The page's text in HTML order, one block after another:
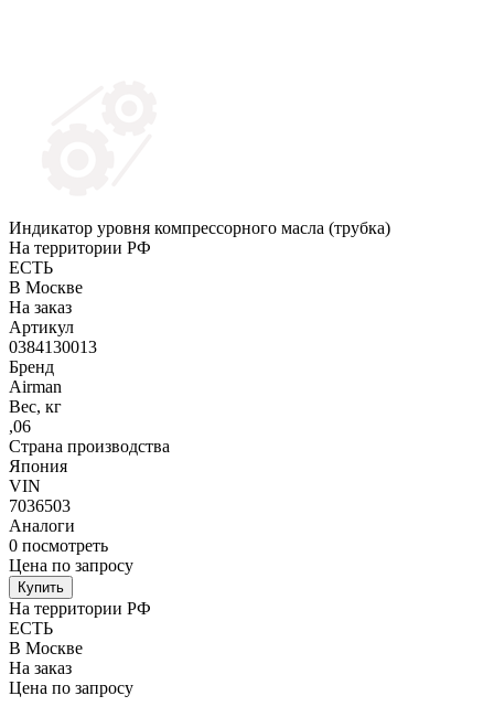
Индикатор уровня компрессорного масла (трубка)
На территории РФ
ЕСТЬ
В Москве
На заказ
Артикул
0384130013
Бренд
Airman
Вес, кг
,06
Страна производства
Япония
VIN
7036503
Аналоги
0 посмотреть
Цена по запросу
Купить
На территории РФ
ЕСТЬ
В Москве
На заказ
Цена по запросу